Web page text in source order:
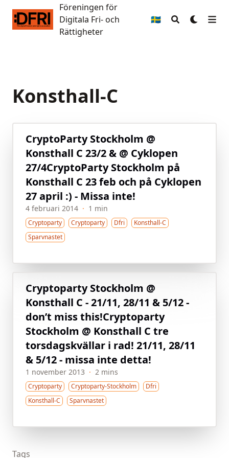
Föreningen för Digitala Fri- och Rättigheter
Föreningen för
Digitala Fri- och
Rättigheter
🇸🇪
Konsthall-C
CryptoParty Stockholm @
Konsthall C 23/2 & @ Cyklopen
27/4CryptoParty Stockholm på
Konsthall C 23 feb och på Cyklopen
27 april :) - Missa inte!
4 februari 2014 · 1 min
Cryptoparty Cryptoparty Dfri
Konsthall-C
Sparvnastet
Cryptoparty Stockholm @
Konsthall C - 21/11, 28/11 & 5/12 -
don’t miss this!Cryptoparty
Stockholm @ Konsthall C tre
torsdagskvällar i rad! 21/11, 28/11
& 5/12 - missa inte detta!
1 november 2013 · 2 mins
Cryptoparty Cryptoparty-Stockholm
Dfri
Konsthall-C
Sparvnastet
Tags